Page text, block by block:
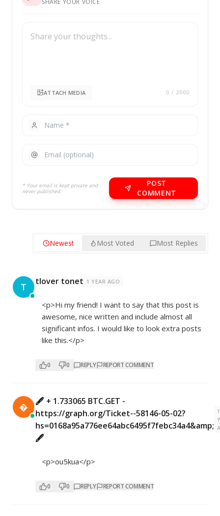
ATTACH MEDIA 0 / 2000
* Your email is kept private and
never published.
POST
COMMENT
Newest Most Voted Most Replies
T tlover tonet 1 YEAR AGO
<p>Hi my friend! I want to say that this post is
awesome, nice written and include almost all
significant infos. I would like to look extra posts
like this.</p>
0 0 REPLY REPORT COMMENT

🖋 + 1.733065 BTC.GET -
https://graph.org/Ticket--58146-05-02?
hs=0168a95a776ee64abc6495f7febc34a4&amp;
🖋
1
<p>ou5kua</p>
0 0 REPLY REPORT COMMENT